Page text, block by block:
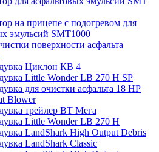
на прицепе с подогревом для
эмульсий SMT1000
поверхности асфальта
Циклон КВ 4
Little Wonder LB 270 H SP
для очистки асфальта 18 HP
Blower
трейлер ВТ Мега
Little Wonder LB 270 H
LandShark High Оutput Debris
LandShark Classic